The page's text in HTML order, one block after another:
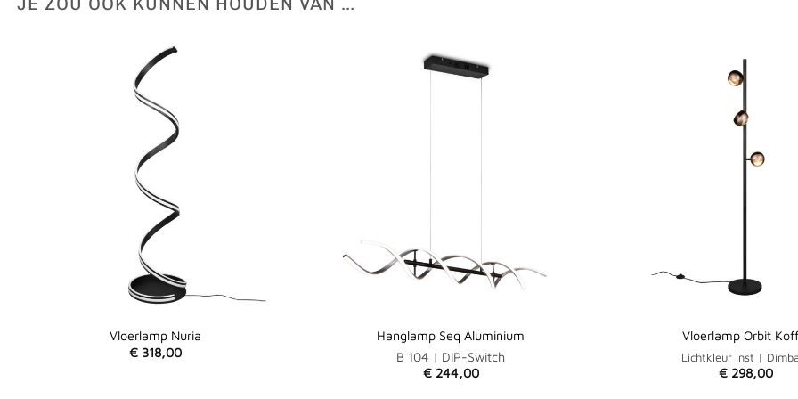
Vloerlamp Nuria
€ 318,00
Hanglamp Seq Aluminium
B 104 | DIP-Switch
€244,00
Vloerlamp Orbit
Lichtkleur Inst |
€ 298,00